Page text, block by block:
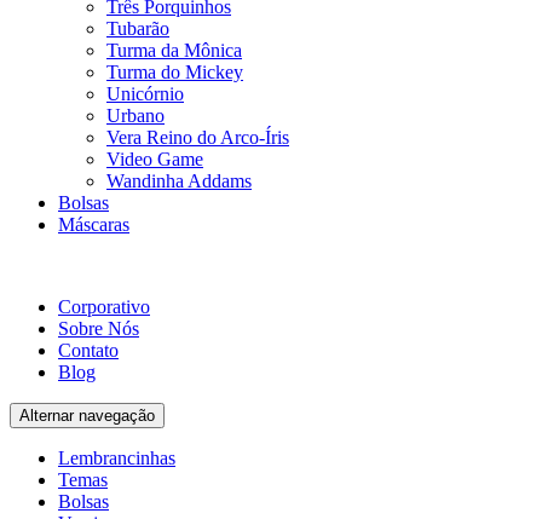
Três Porquinhos
Tubarão
Turma da Mônica
Turma do Mickey
Unicórnio
Urbano
Vera Reino do Arco-Íris
Video Game
Wandinha Addams
Bolsas
Máscaras
Corporativo
Sobre Nós
Contato
Blog
Alternar navegação
Lembrancinhas
Temas
Bolsas